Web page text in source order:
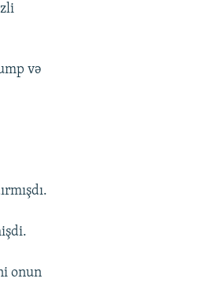
və
onun